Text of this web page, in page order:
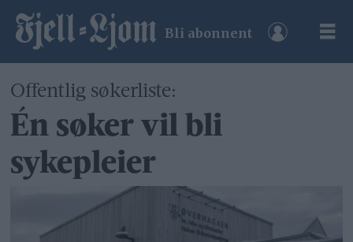
Bli abonnent
Offentlig søkerliste:
Én søker vil bli
sykepleier